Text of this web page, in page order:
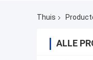
Thuis
ALLE